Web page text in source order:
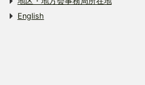
English